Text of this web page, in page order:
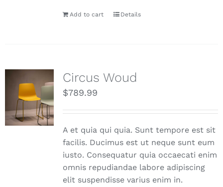
Add to cart Details
Circus Woud
$789.99
A et quia qui quia. Sunt tempore est sit
facilis. Ducimus est ut neque sunt eum
iusto. Consequatur quia occaecati enim
omnis repudiandae labore adipiscing
elit suspendisse varius enim in.